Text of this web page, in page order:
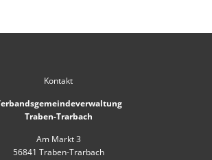
Kontakt
Traben-Trarbach
Am Markt 3
56841 Traben-Trarbach